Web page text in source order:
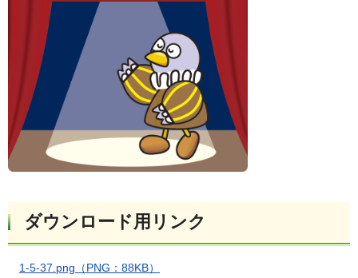
ダウンロード用リンク
1-5-37.png（PNG：88KB）